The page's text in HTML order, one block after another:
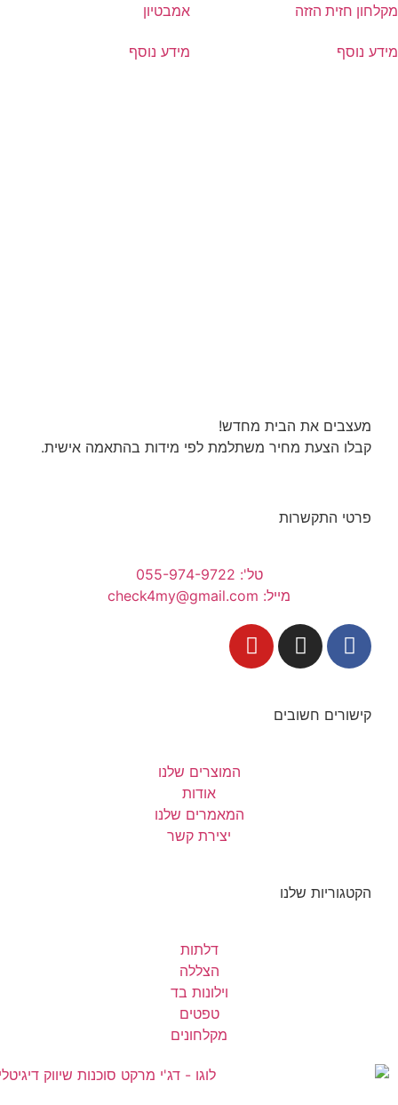
מקלחון חזית הזזה
מידע נוסף
אמבטיון
מידע נוסף
מעצבים את הבית מחדש!
קבלו הצעת מחיר משתלמת לפי מידות בהתאמה אישית.
פרטי התקשרות
טל': 055-974-9722
מייל: check4my@gmail.com
קישורים חשובים
המוצרים שלנו
אודות
המאמרים שלנו
יצירת קשר
הקטגוריות שלנו
דלתות
הצללה
וילונות בד
טפטים
מקלחונים